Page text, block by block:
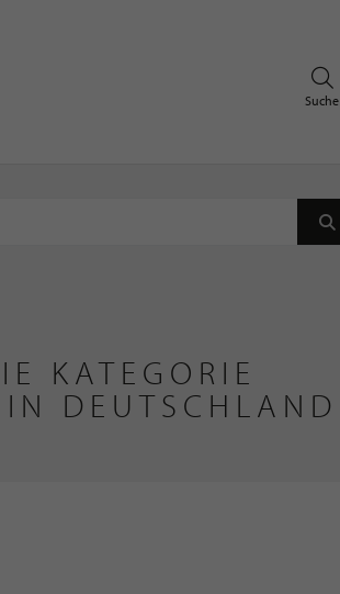
Suche
KATEGORIE
DEUTSCHLAND